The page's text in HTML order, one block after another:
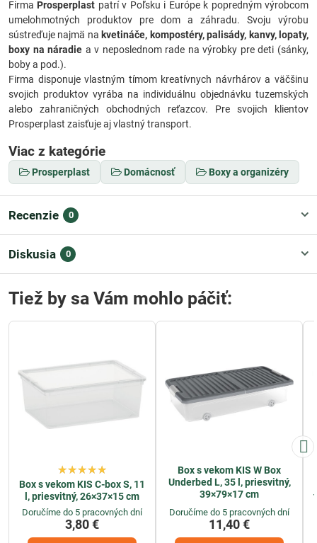
Firma Prosperplast patrí v Poľsku i Európe k popredným výrobcom
umelohmotných produktov pre dom a záhradu. Svoju výrobu
sústreďuje najmä na kvetináče, kompostéry, palisády, kanvy, lopaty,
boxy na náradie a v neposlednom rade na výrobky pre deti (sánky,
boby a pod.).
Firma disponuje vlastným tímom kreatívnych návrhárov a väčšinu
svojich produktov vyrába na individuálnu objednávku tuzemských
alebo zahraničných obchodných reťazcov. Pre svojich klientov
Prosperplast zaisťuje aj vlastný transport.
Viac z kategórie
Prosperplast Domácnosť Boxy a organizéry
Recenzie 0
Diskusia 0
Tiež by sa Vám mohlo páčiť:
Box s vekom KIS C-box S, 11
l, priesvitný, 26×37×15 cm
Doručíme do 5 pracovných dní
3,80 €
Box s vekom KIS W Box
Underbed L, 35 l, priesvitný,
39×79×17 cm
Doručíme do 5 pracovných dní
11,40 €